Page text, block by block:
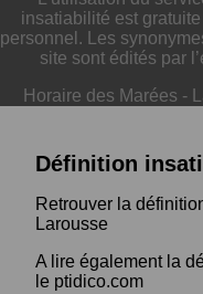
insatiabilité est
personnel. Les
site sont édités par
Horaire des Marées -
Définition
Retrouver la
Larousse
A lire également la
le ptidico.com